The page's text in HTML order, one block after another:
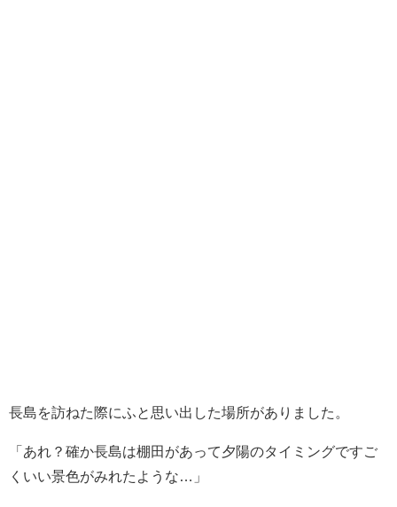
長島を訪ねた際にふと思い出した場所がありました。
「あれ？確か長島は棚田があって夕陽のタイミングですご
くいい景色がみれたような…」